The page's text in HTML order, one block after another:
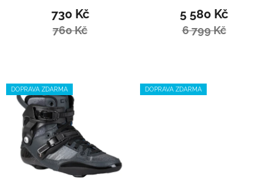
730 Kč
760 Kč
5 580 Kč
6 799 Kč
DOPRAVA ZDARMA DOPRAVA ZDARMA